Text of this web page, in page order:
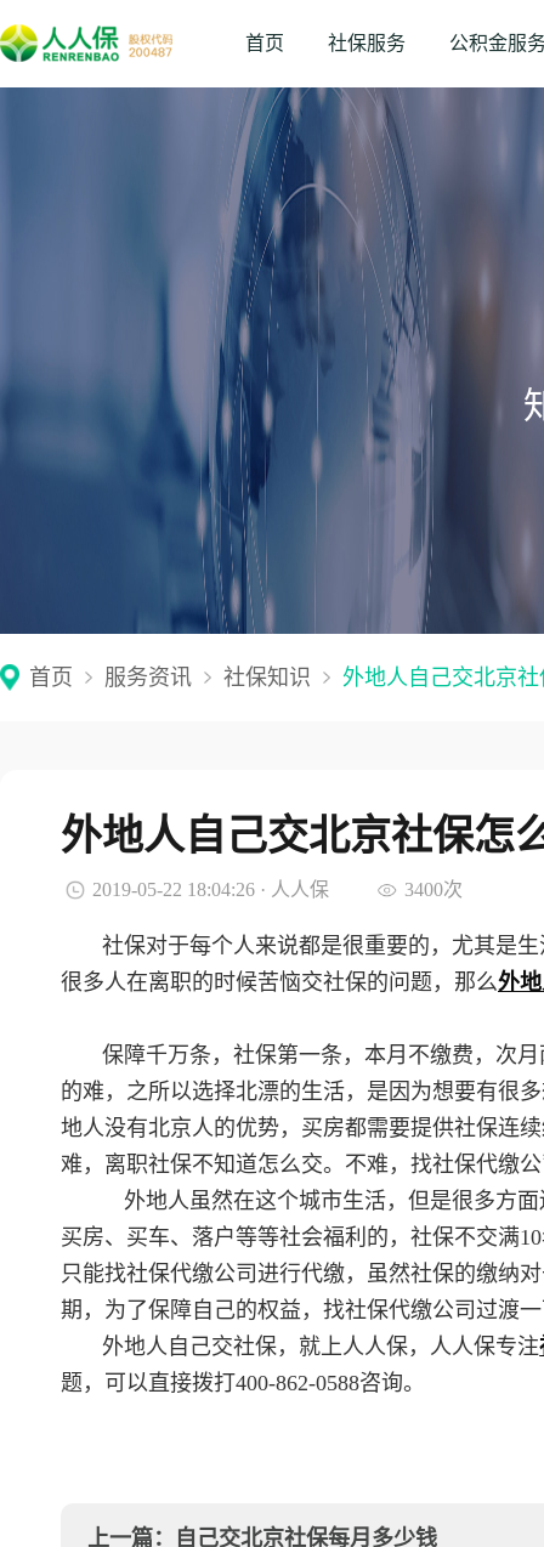
首页 社保服务 公积金服
首页 服务资讯 社保知识 外地人自己交北京
外地人自己交北京社保怎
2019-05-22 18:04:26 · 人人保 3400次
社保对于每个人来说都是很重要的，尤其是
很多人在离职的时候苦恼交社保的问题，那么外
保障千万条，社保第一条，本月不缴费，次
的难，之所以选择北漂的生活，是因为想要有很
地人没有北京人的优势，买房都需要提供社保连
难，离职社保不知道怎么交。不难，找社保代缴
外地人虽然在这个城市生活，但是很多方
买房、买车、落户等等社会福利的，社保不交满
只能找社保代缴公司进行代缴，虽然社保的缴纳
期，为了保障自己的权益，找社保代缴公司过渡
外地人自己交社保，就上人人保，人人保专注
题，可以直接拨打400-862-0588咨询。
上一篇：
自己交北京社保每月多少钱